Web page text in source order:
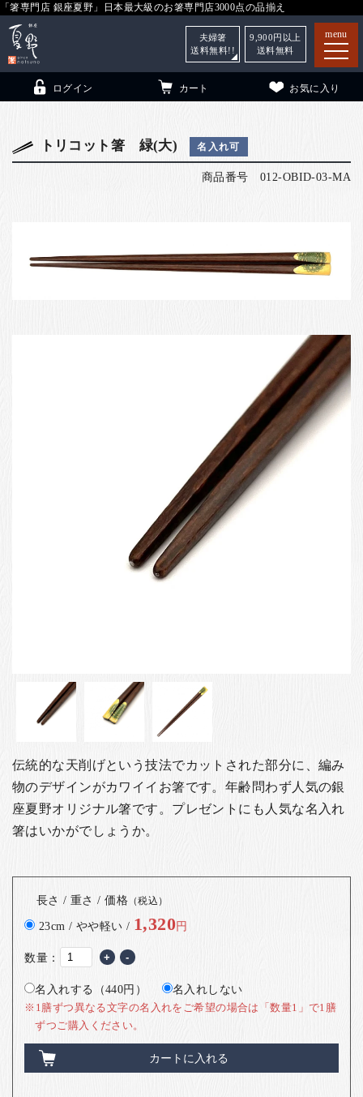
「箸専門店 銀座夏野」日本最大級のお箸専門店3000点の品揃え
menu
ログイン カート お気に入り
夫婦箸
送料無料!!
9,900 円以上
送料無料
トリコット箸 緑(大) 名入れ可
商品番号 012-OBID-03-MA
伝統的な天削げという技法でカットされた部分に、編み
物のデザインがカワイイお箸です。年齢問わず人気の銀
座夏野オリジナル箸です。 プレゼントにも人気な名入れ
箸はいかがでしょうか。
長さ / 重さ / 価格 （税込）
23cm / やや軽い / 1,320円
数量： + -
名入れする（440円） 名入れしない
※1膳ずつ異なる文字の名入れをご希望の場合は「数量1」で1膳
ずつご購入ください。
カートに入れる